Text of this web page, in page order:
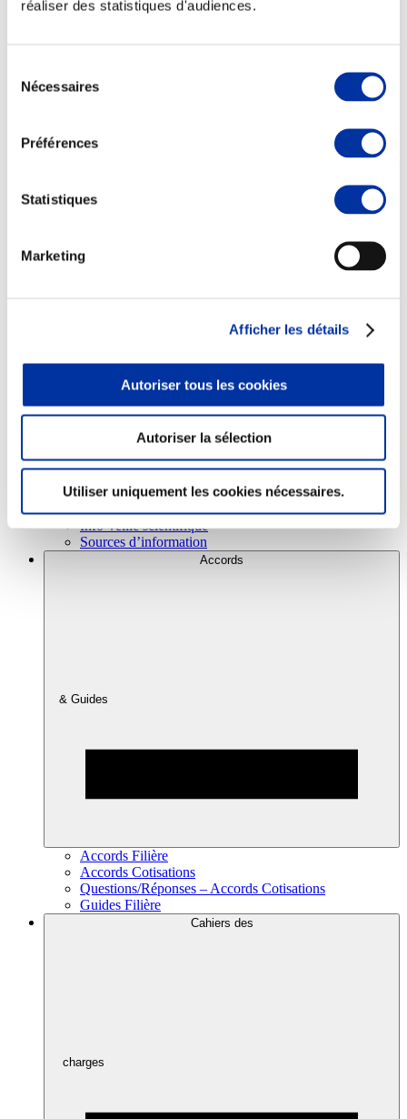
réaliser des statistiques d'audiences.
Nécessaires
Préférences
Statistiques
Marketing
Afficher les détails
Autoriser tous les cookies
Autoriser la sélection
Utiliser uniquement les cookies nécessaires.
Partenaire Climat
Consommation
Viandes et santé
Juste rémunération et attractivité des métiers
Info-veille scientifique
Sources d’information
Accords
& Guides
Accords Filière
Accords Cotisations
Questions/Réponses – Accords Cotisations
Guides Filière
Cahiers des
charges